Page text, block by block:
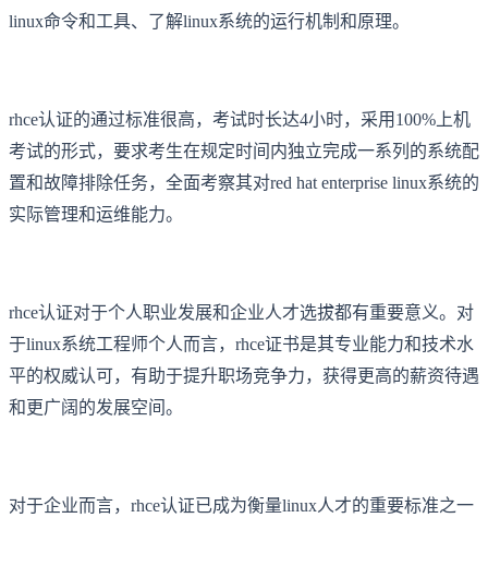
linux命令和工具、了解linux系统的运行机制和原理。
rhce认证的通过标准很高，考试时长达4小时，采用100%上机
考试的形式，要求考生在规定时间内独立完成一系列的系统配
置和故障排除任务，全面考察其对red hat enterprise linux系统的
实际管理和运维能力。
rhce认证对于个人职业发展和企业人才选拔都有重要意义。对
于linux系统工程师个人而言，rhce证书是其专业能力和技术水
平的权威认可，有助于提升职场竞争力，获得更高的薪资待遇
和更广阔的发展空间。
对于企业而言，rhce认证已成为衡量linux人才的重要标准之一